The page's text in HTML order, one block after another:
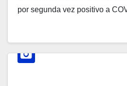
por segunda vez positivo a